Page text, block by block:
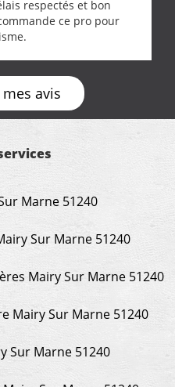
respectés et bon
ce pro pour
avis
Marne 51240
Sur Marne 51240
Mairy Sur Marne 51240
Mairy Sur Marne 51240
Sur Marne 51240